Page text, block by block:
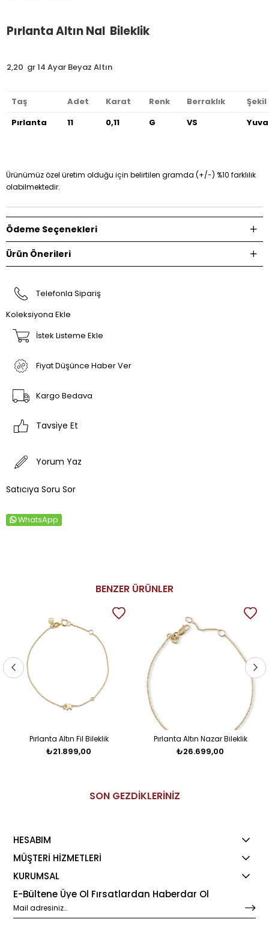
Pırlanta Altın Nal Bileklik
2,20 gr 14 Ayar Beyaz Altın
Taş Adet Karat Renk Berraklık
Şekil
Pırlanta
11 0,11 G VS
Ürünümüz özel üretim olduğu için belirtilen gramda (+/-) %10 farklılık
olabilmektedir.
Ödeme Seçenekleri
Ürün Önerileri
Telefonla Sipariş
Koleksiyona Ekle
İstek Listeme Ekle
Fiyat Düşünce Haber Ver
Kargo Bedava
Tavsiye Et
Yorum Yaz
Satıcıya Soru Sor
WhatsApp
BENZER ÜRÜNLER
Pırlanta Altın Fil Bileklik
₺21.899,00
Pırlanta Altın Nazar Bileklik
₺26.699,00
SON GEZDİKLERİNİZ
HESABIM
MÜŞTERİ HİZMETLERİ
KURUMSAL
E-Bültene Üye Ol Fırsatlardan Haberdar Ol